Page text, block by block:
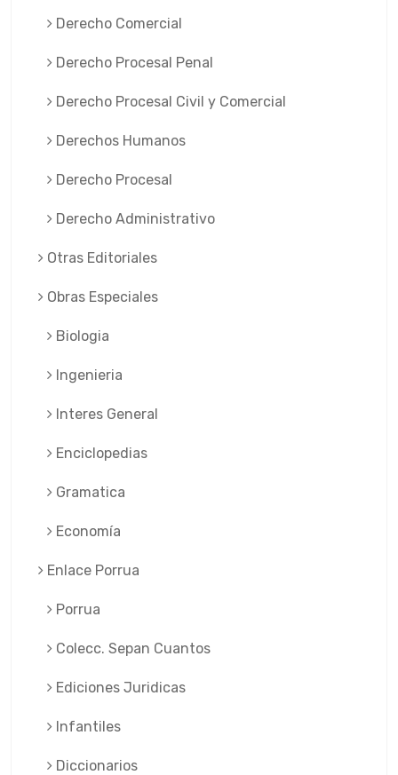
Derecho Comercial
Derecho Procesal Penal
Derecho Procesal Civil y Comercial
Derechos Humanos
Derecho Procesal
Derecho Administrativo
Otras Editoriales
Obras Especiales
Biologia
Ingenieria
Interes General
Enciclopedias
Gramatica
Economía
Enlace Porrua
Porrua
Colecc. Sepan Cuantos
Ediciones Juridicas
Infantiles
Diccionarios